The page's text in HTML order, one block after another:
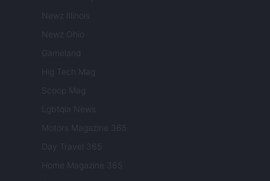
Newz Illinois
Newz Ohio
Gameland
Hig Tech Mag
Scoop Mag
Lgbtqia News
Motors Magazine 365
Day Travel 365
Home Magazine 365